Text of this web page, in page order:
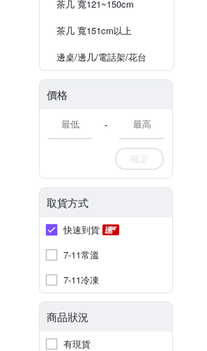
茶几 寬121~150cm
茶几 寬151cm以上
邊桌/邊几/電話架/花台
價格
-
確定
取貨方式
快速到貨
7-11常溫
7-11冷凍
商品狀況
有現貨